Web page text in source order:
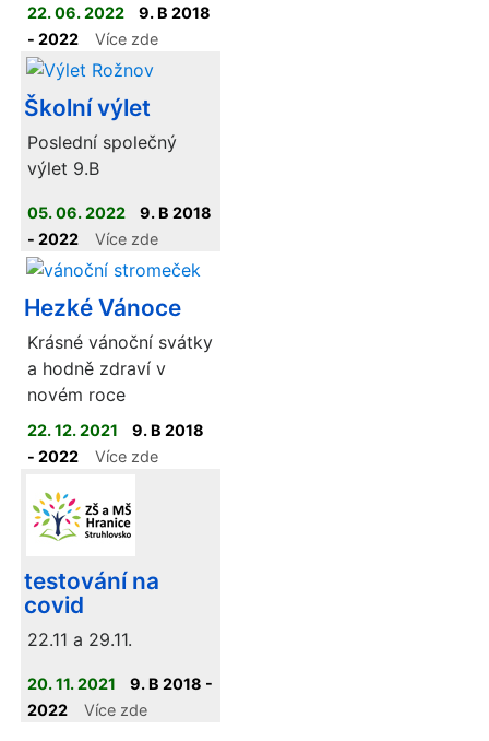
22. 06. 2022
9. B 2018
- 2022
Více zde
Školní výlet
Poslední společný
výlet 9.B
05. 06. 2022
9. B 2018
- 2022
Více zde
Hezké Vánoce
Krásné vánoční svátky
a hodně zdraví v
novém roce
22. 12. 2021
9. B 2018
- 2022
Více zde
testování na
covid
22.11 a 29.11.
20. 11. 2021
9. B 2018 -
2022
Více zde